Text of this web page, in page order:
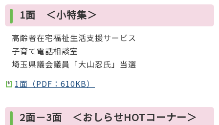
ら
1面 ＜小特集＞
高齢者在宅福祉生活支援サービス
子育て電話相談室
埼玉県議会議員「大山忍氏」当選
1面（PDF：610KB）
2面－3面 ＜おしらせHOTコーナー＞